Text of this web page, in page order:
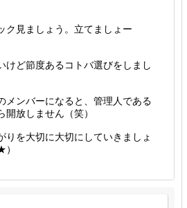
見ましょう。立てましょー
ど節度あるコトバ選びをしまし
ンバーになると、管理人である
放しません（笑）
を大切に大切にしていきましょ